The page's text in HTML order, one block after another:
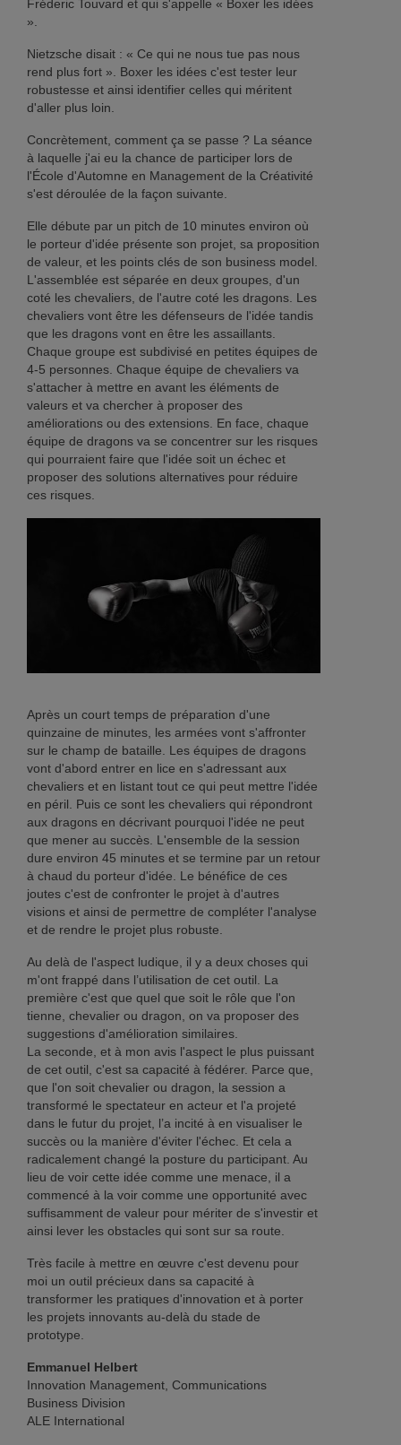
Fréderic Touvard et qui s'appelle « Boxer les idées
».
Nietzsche disait : « Ce qui ne nous tue pas nous
rend plus fort ». Boxer les idées c'est tester leur
robustesse et ainsi identifier celles qui méritent
d'aller plus loin.
Concrètement, comment ça se passe ? La séance
à laquelle j'ai eu la chance de participer lors de
l'École d'Automne en Management de la Créativité
s'est déroulée de la façon suivante.
Elle débute par un pitch de 10 minutes environ où
le porteur d'idée présente son projet, sa proposition
de valeur, et les points clés de son business model.
L'assemblée est séparée en deux groupes, d'un
coté les chevaliers, de l'autre coté les dragons. Les
chevaliers vont être les défenseurs de l'idée tandis
que les dragons vont en être les assaillants.
Chaque groupe est subdivisé en petites équipes de
4-5 personnes. Chaque équipe de chevaliers va
s'attacher à mettre en avant les éléments de
valeurs et va chercher à proposer des
améliorations ou des extensions. En face, chaque
équipe de dragons va se concentrer sur les risques
qui pourraient faire que l'idée soit un échec et
proposer des solutions alternatives pour réduire
ces risques.
Après un court temps de préparation d'une
quinzaine de minutes, les armées vont s'affronter
sur le champ de bataille. Les équipes de dragons
vont d'abord entrer en lice en s'adressant aux
chevaliers et en listant tout ce qui peut mettre l'idée
en péril. Puis ce sont les chevaliers qui répondront
aux dragons en décrivant pourquoi l'idée ne peut
que mener au succès. L'ensemble de la session
dure environ 45 minutes et se termine par un retour
à chaud du porteur d'idée. Le bénéfice de ces
joutes c'est de confronter le projet à d'autres
visions et ainsi de permettre de compléter l'analyse
et de rendre le projet plus robuste.
Au delà de l'aspect ludique, il y a deux choses qui
m'ont frappé dans l’utilisation de cet outil. La
première c'est que quel que soit le rôle que l'on
tienne, chevalier ou dragon, on va proposer des
suggestions d'amélioration similaires.
La seconde, et à mon avis l'aspect le plus puissant
de cet outil, c'est sa capacité à fédérer. Parce que,
que l'on soit chevalier ou dragon, la session a
transformé le spectateur en acteur et l'a projeté
dans le futur du projet, l’a incité à en visualiser le
succès ou la manière d'éviter l'échec. Et cela a
radicalement changé la posture du participant. Au
lieu de voir cette idée comme une menace, il a
commencé à la voir comme une opportunité avec
suffisamment de valeur pour mériter de s'investir et
ainsi lever les obstacles qui sont sur sa route.
Très facile à mettre en œuvre c'est devenu pour
moi un outil précieux dans sa capacité à
transformer les pratiques d'innovation et à porter
les projets innovants au-delà du stade de
prototype.
Emmanuel Helbert
Innovation Management, Communications
Business Division
ALE International